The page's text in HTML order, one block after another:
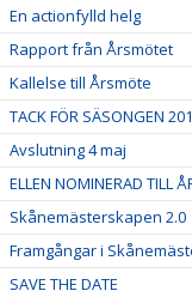
En actionfylld helg
Rapport från Årsmötet
Kallelse till Årsmöte
TACK FÖR SÄSONGEN
Avslutning 4 maj
ELLEN NOMINERAD TILL
Skånemästerskapen 2.0
Framgångar i
SAVE THE DATE